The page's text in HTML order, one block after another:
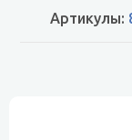
Артикулы: